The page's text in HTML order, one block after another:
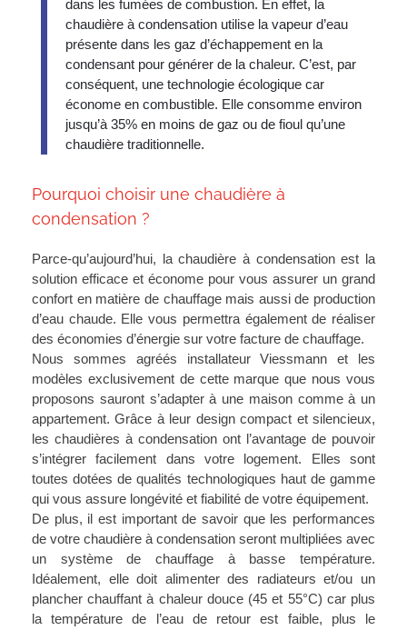
dans les fumées de combustion. En effet, la
chaudière à condensation utilise la vapeur d’eau
présente dans les gaz d’échappement en la
condensant pour générer de la chaleur. C’est, par
conséquent, une technologie écologique car
économe en combustible. Elle consomme environ
jusqu’à 35% en moins de gaz ou de fioul qu’une
chaudière traditionnelle.
Pourquoi choisir une chaudière à
condensation ?
Parce-qu’aujourd’hui, la chaudière à condensation est la
solution efficace et économe pour vous assurer un grand
confort en matière de chauffage mais aussi de production
d’eau chaude. Elle vous permettra également de réaliser
des économies d’énergie sur votre facture de chauffage.
Nous sommes agréés installateur Viessmann et les
modèles exclusivement de cette marque que nous vous
proposons sauront s’adapter à une maison comme à un
appartement. Grâce à leur design compact et silencieux,
les chaudières à condensation ont l’avantage de pouvoir
s’intégrer facilement dans votre logement. Elles sont
toutes dotées dequalités technologiques haut de gamme
qui vous assure longévité et fiabilité de votre équipement.
De plus, il est important de savoir que les performances
de votre chaudière à condensation seront multipliées avec
un système de chauffage à basse température.
Idéalement, elle doit alimenter des radiateurs et/ou un
plancher chauffant à chaleur douce (45 et 55°C) car plus
la température de l’eau de retour est faible, plus le